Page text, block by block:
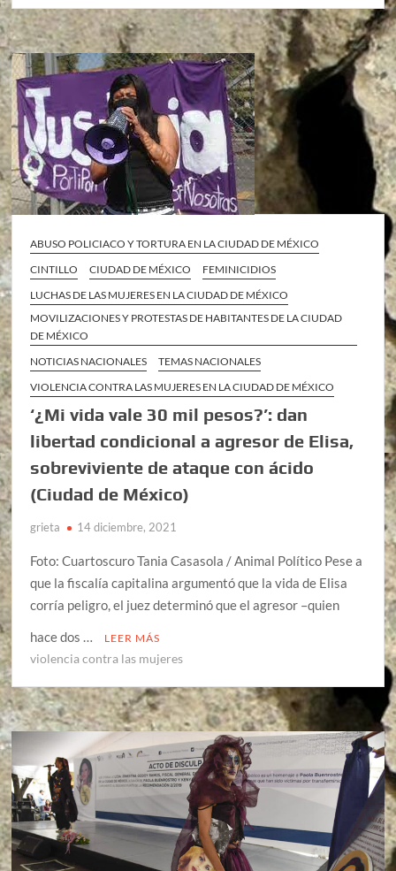
ABUSO POLICIACO Y TORTURA EN LA CIUDAD DE MÉXICO
CINTILLO
CIUDAD DE MÉXICO
FEMINICIDIOS
LUCHAS DE LAS MUJERES EN LA CIUDAD DE MÉXICO
MOVILIZACIONES Y PROTESTAS DE HABITANTES DE LA CIUDAD
DE MÉXICO
NOTICIAS NACIONALES
TEMAS NACIONALES
VIOLENCIA CONTRA LAS MUJERES EN LA CIUDAD DE MÉXICO
‘¿Mi vida vale 30 mil pesos?’: dan
libertad condicional a agresor de Elisa,
sobreviviente de ataque con ácido
(Ciudad de México)
grieta 14 diciembre, 2021
Foto: Cuartoscuro Tania Casasola / Animal Político Pese a
que la fiscalía capitalina argumentó que la vida de Elisa
corría peligro, el juez determinó que el agresor –quien
hace dos …
LEER MÁS
violencia contra las mujeres